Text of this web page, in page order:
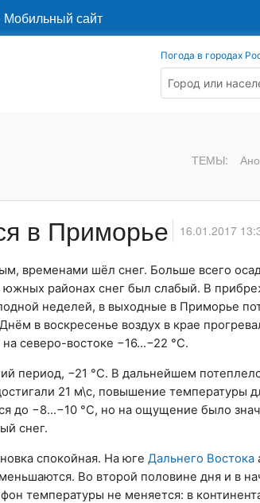
Мобильный сайт
Погода в городах
ТЕМЫ:
в Приморье 16.01.2017
временами шёл снег. Больше всего
районах снег был слабый. В
неделей, в выходные в Приморье
в воскресенье воздух в крае
северо-востоке −16…−22 °С.
период, −21 °С. В дальнейшем
21 м\с, повышение температуры
до −8…−10 °С, но на ощущение было
снег.
спокойная. На юге Дальнего Востока
Во второй половине дня и в
температуры не меняется: в